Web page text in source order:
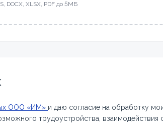
DOCX, XLSX, PDF до 5МБ
ООО «ИМ» и даю согласие на обработку
трудоустройства, взаимодействия